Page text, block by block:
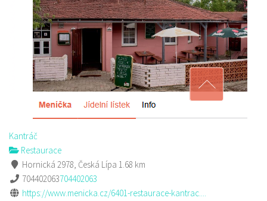
Kantráč
Restaurace
Hornická 2978, Česká Lípa 1.68 km
704402063704402063
https://www.menicka.cz/6401-restaurace-kantrac....